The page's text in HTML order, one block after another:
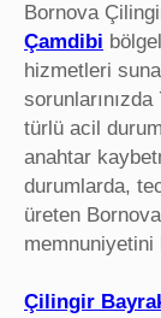
Bornova
Çamdibi
hizmetleri
türlü acil
anahtar
durumlarda,
üreten
memnuniyetini
Çilingir